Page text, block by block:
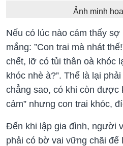
Ảnh minh
Nếu có lúc nào cảm thấy
mắng: ”Con trai mà nhát
chết, lỡ có tủi thân oà khóc
khóc nhè à?”. Thế là lại
chẳng sao, có khi còn được
cảm” nhưng con trai khóc,
Đến khi lập gia đình, người
phải có bờ vai vững chãi để